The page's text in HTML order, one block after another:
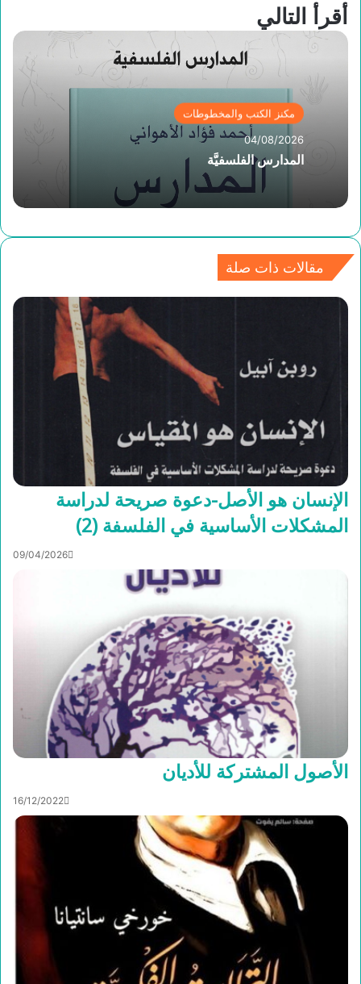
أقرأ التالي
مكنز الكتب والمخطوطات
04/08/2026
المدارس الفلسفيَّة
مقالات ذات صلة
الإنسان هو الأصل-دعوة صريحة لدراسة
المشكلات الأساسية في الفلسفة (2)
09/04/2026
الأصول المشتركة للأديان
16/12/2022